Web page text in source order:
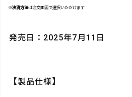
※決済方法は注文画面で選択いただけます
発売日：2025年7月11日
【製品仕様】